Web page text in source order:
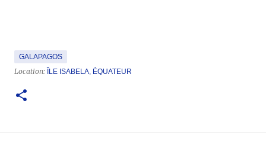
GALAPAGOS
Location: ÎLE ISABELA, ÉQUATEUR